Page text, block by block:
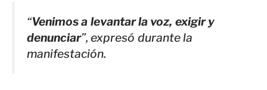
“Venimos a levantar la voz, exigir y
denunciar”, expresó durante la
manifestación.